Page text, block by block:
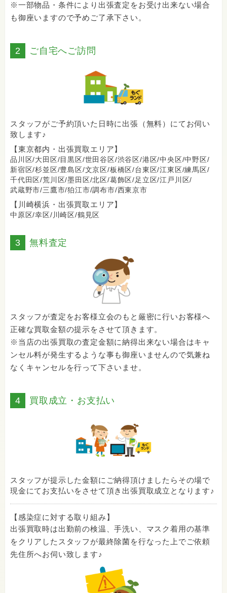
※一部物品・条件により出張査定をお受け出来ない場合
も御座いますので予めご了承下さい。
2 ご自宅へご訪問
スタッフがご予約頂いた日時に出張（無料）にてお伺い
致します♪
【東京都内・出張買取エリア】
品川区/大田区/目黒区/世田谷区/渋谷区/港区/中央区/中野区/
新宿区/杉並区/豊島区/文京区/板橋区/台東区/江東区/練馬区/
千代田区/荒川区/墨田区/北区/葛飾区/足立区/江戸川区/
武蔵野市/三鷹市/狛江市/調布市/西東京市
【川崎横浜・出張買取エリア】
中原区/幸区/川崎区/鶴見区
3 無料査定
スタッフが査定をお客様立会のもと厳密に行いお客様へ
正確な買取金額の提示をさせて頂きます。
※当店の出張買取の査定金額に納得出来ない場合はキャ
ンセル料が発生するような事も御座いませんので気兼ね
なくキャンセルを行って下さいませ。
4 買取成立・お支払い
スタッフが提示した金額にご納得頂けましたらその場で
現金にてお支払いをさせて頂き出張買取成立となります♪
【感染症に対する取り組み】
出張買取時は出勤前の検温、手洗い、マスク着用の基準
をクリアしたスタッフが最終除菌を行なった上でご依頼
先住所へお伺い致します♪